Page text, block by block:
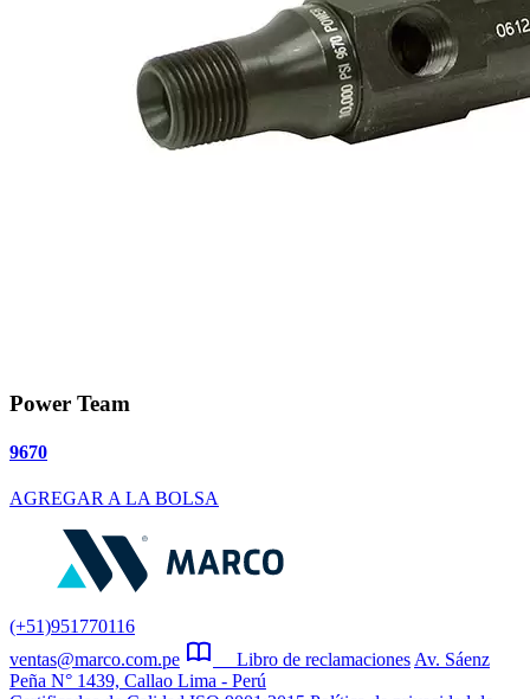
Power Team
9670
AGREGAR A LA BOLSA
(+51)951770116
ventas@marco.com.pe
Libro de reclamaciones Av. Sáenz
Peña N° 1439, Callao Lima - Perú